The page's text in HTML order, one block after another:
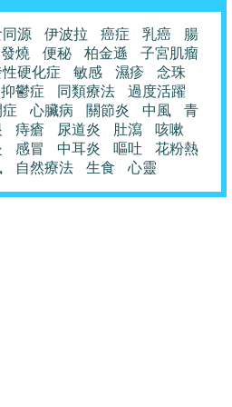
源 伊波拉 癌症 乳癌
腸
發燒
便秘 柏金遜
子宮肌瘤
硬化症
敏感 濕疹
念珠
抑鬱症
同類療法
過度活躍
心臟病 關節炎 中風
青
痔瘡 尿道炎 肚瀉
咳嗽
感冒 中耳炎 嘔吐
花粉熱
自然療法 生食 心靈